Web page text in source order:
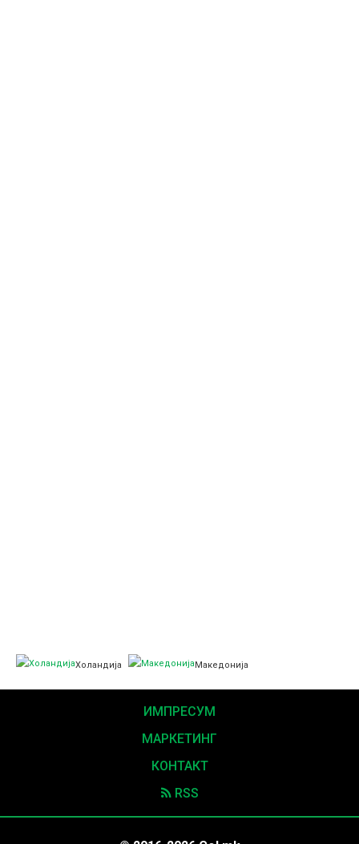
Холандија Македонија
ИМПРЕСУМ
МАРКЕТИНГ
КОНТАКТ
RSS